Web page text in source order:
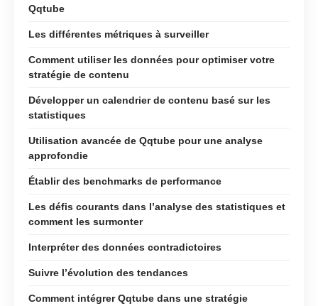
Qqtube
Les différentes métriques à surveiller
Comment utiliser les données pour optimiser votre
stratégie de contenu
Développer un calendrier de contenu basé sur les
statistiques
Utilisation avancée de Qqtube pour une analyse
approfondie
Établir des benchmarks de performance
Les défis courants dans l’analyse des statistiques et
comment les surmonter
Interpréter des données contradictoires
Suivre l’évolution des tendances
Comment intégrer Qqtube dans une stratégie